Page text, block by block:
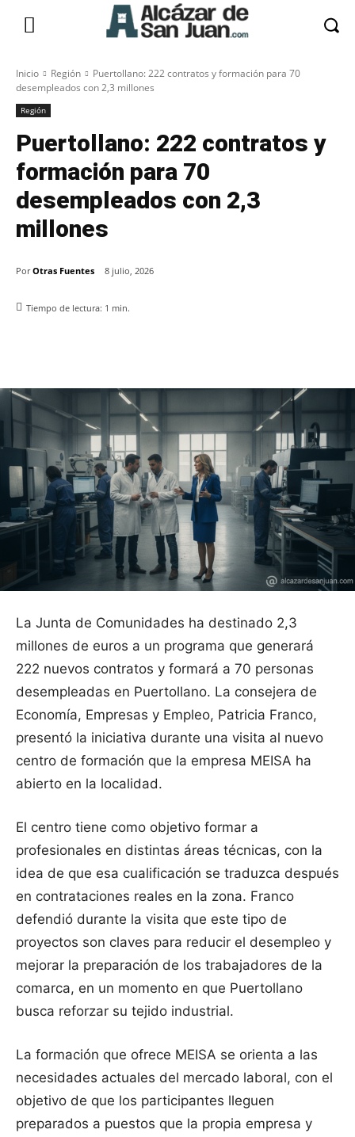
Inicio Región
Puertollano: 222 contratos y formación para 70
desempleados con 2,3 millones
Región
Puertollano: 222 contratos y
formación para 70
desempleados con 2,3
millones
Por Otras Fuentes 8 julio, 2026
Tiempo de lectura: 1 min.
La Junta de Comunidades ha destinado 2,3
millones de euros a un programa que generará
222 nuevos contratos y formará a 70 personas
desempleadas en Puertollano. La consejera de
Economía, Empresas y Empleo, Patricia Franco,
presentó la iniciativa durante una visita al nuevo
centro de formación que la empresa MEISA ha
abierto en la localidad.
El centro tiene como objetivo formar a
profesionales en distintas áreas técnicas, con la
idea de que esa cualificación se traduzca después
en contrataciones reales en la zona. Franco
defendió durante la visita que este tipo de
proyectos son claves para reducir el desempleo y
mejorar la preparación de los trabajadores de la
comarca, en un momento en que Puertollano
busca reforzar su tejido industrial.
La formación que ofrece MEISA se orienta a las
necesidades actuales del mercado laboral, con el
objetivo de que los participantes lleguen
preparados a puestos que la propia empresa y